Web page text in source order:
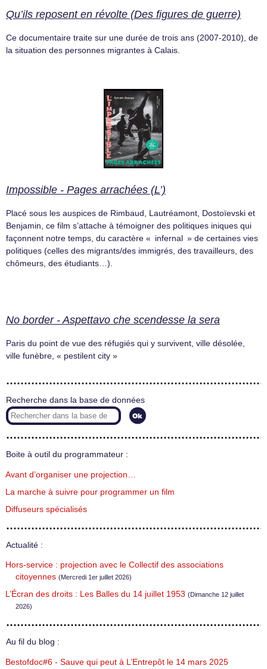
Qu’ils reposent en révolte (Des figures de guerre)
Ce documentaire traite sur une durée de trois ans (2007-2010), de
la situation des personnes migrantes à Calais.
Impossible - Pages arrachées (L’)
Placé sous les auspices de Rimbaud, Lautréamont, Dostoïevski et
Benjamin, ce film s’attache à témoigner des politiques iniques qui
façonnent notre temps, du caractère « infernal » de certaines vies
politiques (celles des migrants/des immigrés, des travailleurs, des
chômeurs, des étudiants…).
No border - Aspettavo che scendesse la sera
Paris du point de vue des réfugiés qui y survivent, ville désolée,
ville funèbre, « pestilent city »
Recherche dans la base de données
Boite à outil du programmateur :
Avant d’organiser une projection…
La marche à suivre pour programmer un film
Diffuseurs spécialisés
Actualité :
Hors-service : projection avec le Collectif des associations
citoyennes (Mercredi 1er juillet 2026)
L’Écran des droits : Les Balles du 14 juillet 1953 (Dimanche 12 juillet
2026)
Au fil du blog :
Bestofdoc#6 - Sauve qui peut à L’Entrepôt le 14 mars 2025